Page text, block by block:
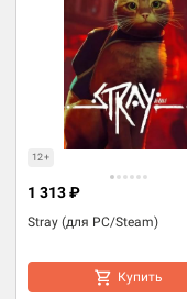
12+
Stray (для PC/Steam)
1 313 ₽
Купить